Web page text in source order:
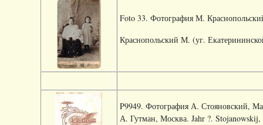
Foto 33. Фотография М.
Краснопольский М. (уг.
P9949. Фотография А. Стояновский,
А. Гутман, Москва. Jahr ?.